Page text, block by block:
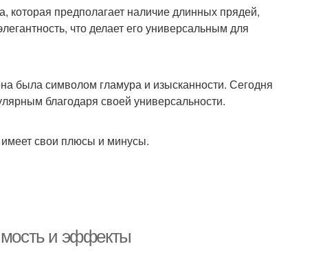
предполагает наличие длинных прядей,
что делает его универсальным для
была символом гламура и изысканности. Сегодня
благодаря своей универсальности.
имеет свои плюсы и минусы.
и эффекты